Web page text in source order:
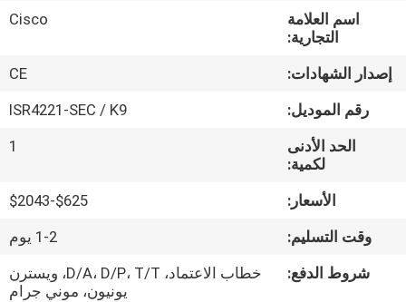
المنتجات
فيديوهات
حولنا
المصنع
اسم العلامة
التجارية:
Cisco
إصدار الشهادات:
CE
رقم الموديل:
ISR4221-SEC / K9
الحد الأدنى
لكمية:
1
الأسعار:
$625-$2043
وقت التسليم:
1-2 يوم
شروط الدفع:
خطاب الاعتماد، D/A، D/P، T/T، ويسترن
يونيون، موني جرام